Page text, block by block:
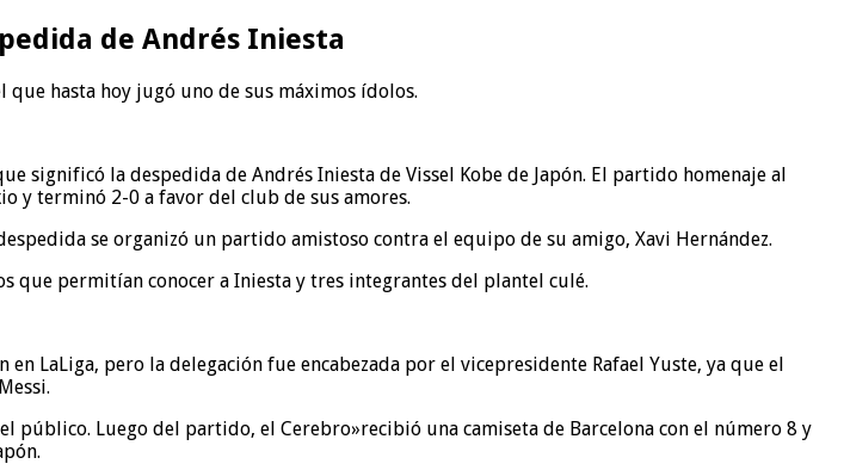
de Andrés Iniesta
hasta hoy jugó uno de sus máximos ídolos.
significó la despedida de Andrés Iniesta de Vissel Kobe de Japón. El partido homenaje al
y terminó 2-0 a favor del club de sus amores.
se organizó un partido amistoso contra el equipo de su amigo, Xavi Hernández.
que permitían conocer a Iniesta y tres integrantes del plantel culé.
LaLiga, pero la delegación fue encabezada por el vicepresidente Rafael Yuste, ya que el
Luego del partido, el Cerebro»recibió una camiseta de Barcelona con el número 8 y